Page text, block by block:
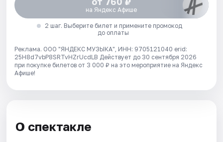
на Яндекс Афише
2 шаг. Выберите билет и примените промокод
до оплаты
Реклама. ООО "ЯНДЕКС МУЗЫКА", ИНН: 9705121040 erid:
25H8d7vbP8SRTvHZrUcdLB Действует до 30 сентября 2026
при покупке билетов от 3 000 ₽ на это мероприятие на Яндекс
Афише!
О спектакле